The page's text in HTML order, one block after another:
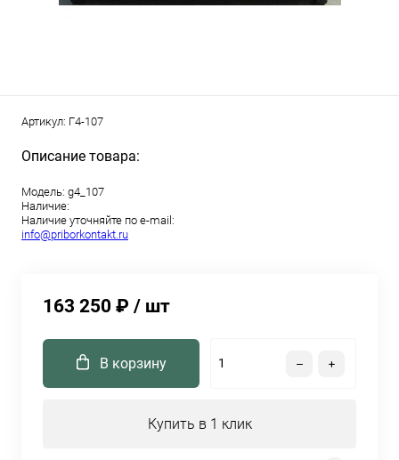
Артикул: Г4-107
Описание товара:
Модель: g4_107
Наличие:
Наличие уточняйте по e-mail:
info@priborkontakt.ru
163 250 ₽ / шт
В корзину
Купить в 1 клик